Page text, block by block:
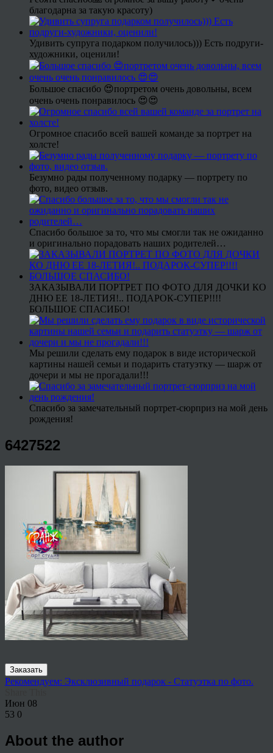
благодарна за такую красоту)
Удивить супруга подарком получилось))) Есть подруги-
художники, оценили!
Большое спасибо 😍портретом очень довольны, всем
очень очень понравилось 😍😍
Огромное спасибо всей вашей команде за портрет на
холсте!
Безумно рады полученному подарку — портрету по
фото, видео отзыв.
Спасибо большое за то, что мы смогли так не ожиданно
и оригинально порадовать наших родителей…
ЗАКАЗЫВАЛИ ПОРТРЕТ ПО ФОТО ДЛЯ ДОЧКИ КО
ДНЮ ЕЕ 18-ЛЕТИЯ!.. ПОДАРОК-СУПЕР!!!!
БОЛЬШОЕ СПАСИБО!
Мы решили сделать ему подарок в виде исторической
картины нашей семьи и подарить статуэтку — шарж от
дочери и мы не прогадали!!!
Спасибо за замечательный портрет-сюрприз на мой день
рождения!
6427522
Заказать
Рекомендуем: Эксклюзивный подарок - Статуэтка по фото.
Июн 08
53 0
About the author